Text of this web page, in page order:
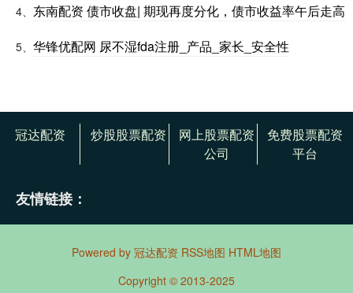
4、 东南配资 债市收盘| 期现再度分化，债市收益率午后走高
5、 华锋优配网 尿不湿fda注册_产品_家长_安全性
冠达配资 炒股股票配资
网上股票配资
公司
免费股票配资
平台
友情链接：
Powered by 冠达配资 RSS地图 HTML地图
Copyright © 2013-2025